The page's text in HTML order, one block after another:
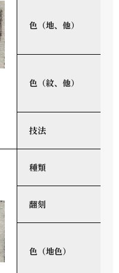
色（地、他）
色（紋、他）
技法
種類
翻刻
色（地色）